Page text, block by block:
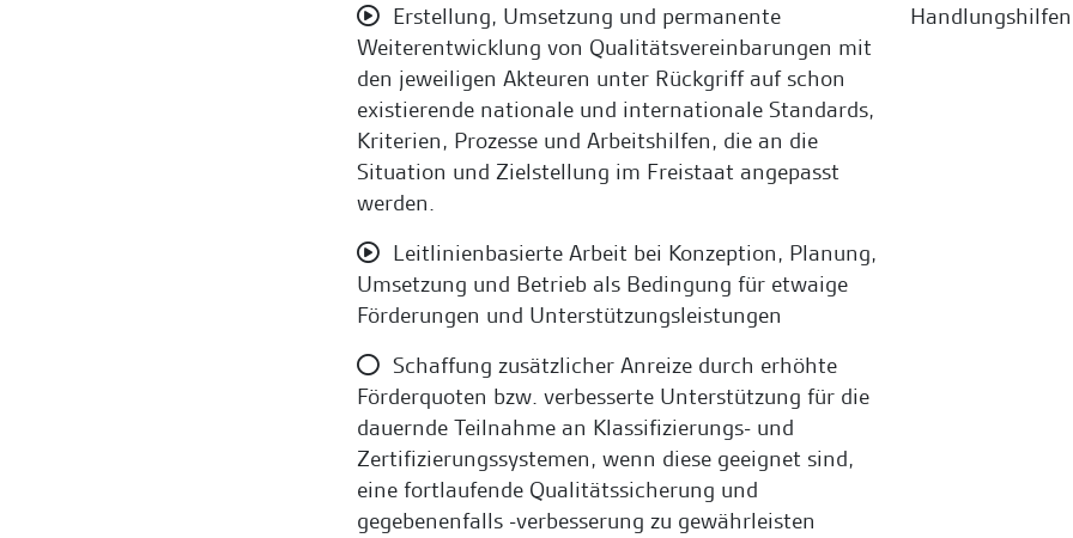
Erstellung, Umsetzung und permanente
Weiterentwicklung von Qualitätsvereinbarungen mit
den jeweiligen Akteuren unter Rückgriff auf schon
existierende nationale und internationale Standards,
Kriterien, Prozesse und Arbeitshilfen, die an die
Situation und Zielstellung im Freistaat angepasst
werden.
Handlungshilfen
Leitlinienbasierte Arbeit bei Konzeption, Planung,
Umsetzung und Betrieb als Bedingung für etwaige
Förderungen und Unterstützungsleistungen
Schaffung zusätzlicher Anreize durch erhöhte
Förderquoten bzw. verbesserte Unterstützung für die
dauernde Teilnahme an Klassifizierungs- und
Zertifizierungssystemen, wenn diese geeignet sind,
eine fortlaufende Qualitätssicherung und
gegebenenfalls -verbesserung zu gewährleisten